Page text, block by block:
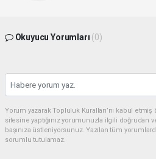
Okuyucu Yorumları (0)
Yorum yazarak Topluluk Kuralları’nı kabul
sitesine yaptığınız yorumunuzla ilgili doğrudan
başınıza üstleniyorsunuz. Yazılan tüm
sorumlu tutulamaz.